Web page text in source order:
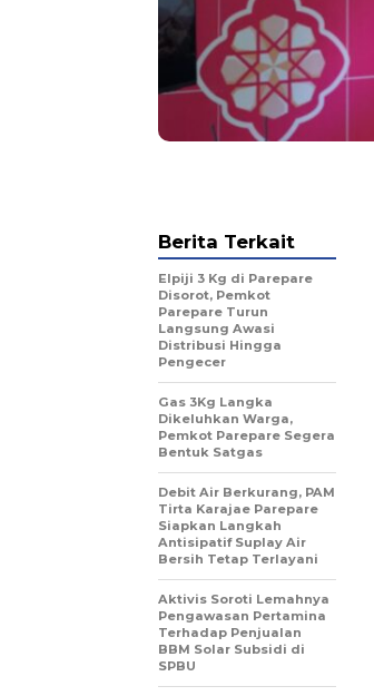
Berita Terkait
Elpiji 3 Kg di Parepare
Disorot, Pemkot
Parepare Turun
Langsung Awasi
Distribusi Hingga
Pengecer
Gas 3Kg Langka
Dikeluhkan Warga,
Pemkot Parepare Segera
Bentuk Satgas
Debit Air Berkurang, PAM
Tirta Karajae Parepare
Siapkan Langkah
Antisipatif Suplay Air
Bersih Tetap Terlayani
Aktivis Soroti Lemahnya
Pengawasan Pertamina
Terhadap Penjualan
BBM Solar Subsidi di
SPBU